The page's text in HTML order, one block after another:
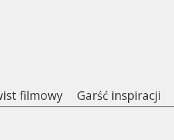
filmowy Garść inspiracji